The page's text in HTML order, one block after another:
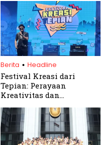
Berita . Headline
Festival Kreasi dari
Tepian: Perayaan
Kreativitas dan
Kabupaten Bogor